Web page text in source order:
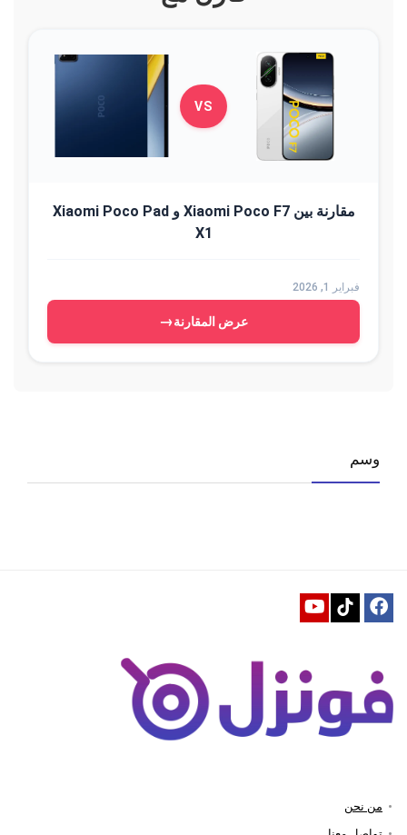
VS
مقارنة بين Xiaomi Poco F7 و Xiaomi Poco Pad
X1
فبراير 1, 2026
عرض المقارنة→
وسم
من نحن